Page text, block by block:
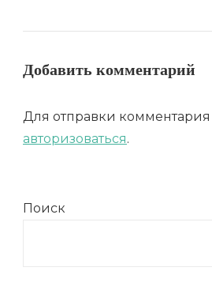
Добавить комментарий
Для отправки
авторизоваться.
Поиск